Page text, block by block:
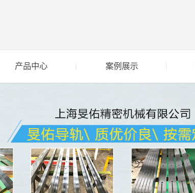
产品中心 案例展示